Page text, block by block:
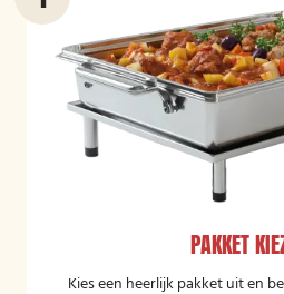
PAKKET
Kies een heerlijk pakket uit en